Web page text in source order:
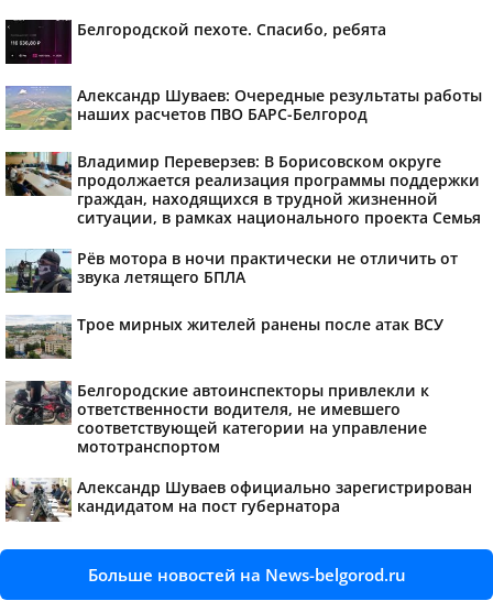
Белгородской пехоте. Спасибо, ребята
Александр Шуваев: Очередные результаты работы
наших расчетов ПВО БАРС-Белгород
Владимир Переверзев: В Борисовском округе
продолжается реализация программы поддержки
граждан, находящихся в трудной жизненной
ситуации, в рамках национального проекта Семья
Рёв мотора в ночи практически не отличить от
звука летящего БПЛА
Трое мирных жителей ранены после атак ВСУ
Белгородские автоинспекторы привлекли к
ответственности водителя, не имевшего
соответствующей категории на управление
мототранспортом
Александр Шуваев официально зарегистрирован
кандидатом на пост губернатора
Больше новостей на News-belgorod.ru